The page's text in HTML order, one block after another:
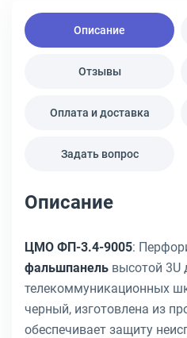
Описание
Отзывы
Оплата и доставка
Задать вопрос
Описание
ЦМО ФП-3.4-9005:
фальшпанель высотой 3U
телекоммуникационных
черный, изготовлена из
обеспечивает защиту